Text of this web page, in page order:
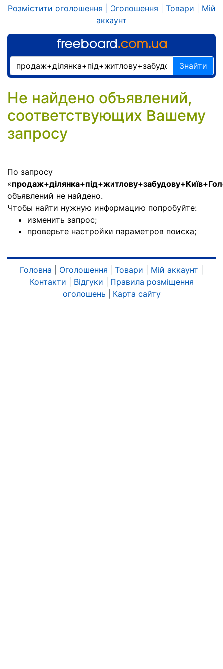
Розмістити оголошення Оголошення Товари
Мій
аккаунт
Знайти
Не найдено объявлений,
соответствующих Вашему
запросу
По запросу
«
объявлений не найдено.
Чтобы найти нужную информацию попробуйте:
изменить запрос;
проверьте настройки параметров поиска;
Головна Оголошення Товари Мій аккаунт
Контакти
Відгуки
Правила розміщення
оголошень
Карта сайту